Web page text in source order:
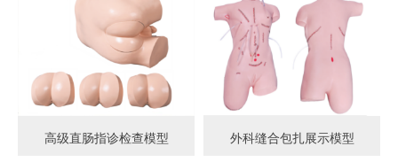
高级直肠指诊检查模型 外科缝合包扎展示模型